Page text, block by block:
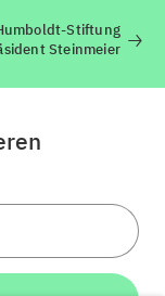
Stiftung
Steinmeier